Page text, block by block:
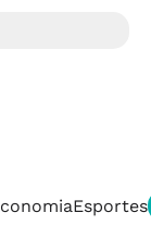
Esportes